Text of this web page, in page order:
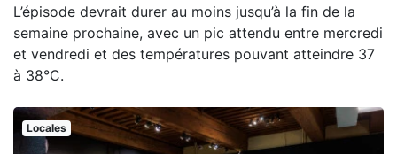
L’épisode devrait durer au moins jusqu’à la fin de la
semaine prochaine, avec un pic attendu entre mercredi
et vendredi et des températures pouvant atteindre 37
à 38°C.
Locales